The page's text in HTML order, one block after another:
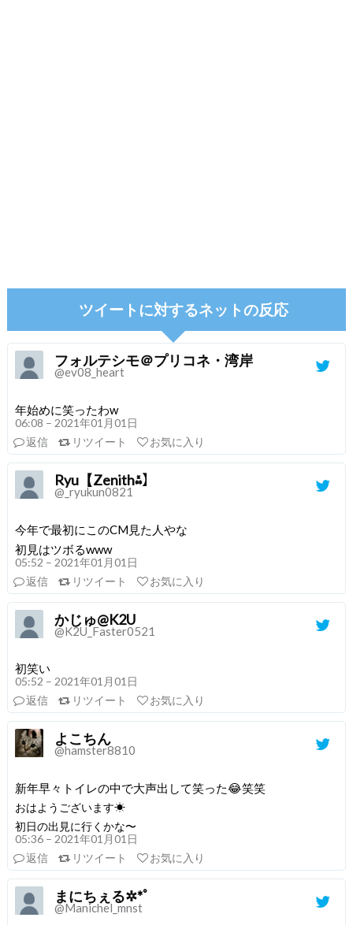
ツイートに対するネットの反応
フォルテシモ＠プリコネ・湾岸
@ev08_heart
年始めに笑ったわw
06:08 – 2021年01月01日
返信
リツイート お気に入り
Ryu【Zenith⁂】
@_ryukun0821
今年で最初にこのCM見た人やな
初見はツボるwww
05:52 – 2021年01月01日
返信
リツイート お気に入り
かじゅ@K2U
@K2U_Faster0521
初笑い
05:52 – 2021年01月01日
返信
リツイート お気に入り
よこちん
@hamster8810
新年早々トイレの中で大声出して笑った😂笑笑
おはようございます☀
初日の出見に行くかな〜
05:36 – 2021年01月01日
返信
リツイート お気に入り
まにちぇる✲*ﾟ
@Manichel_mnst